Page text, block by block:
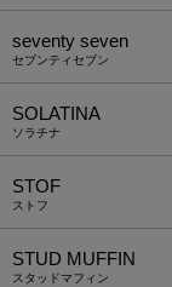
seventy seven
セブンティセブン
SOLATINA
ソラチナ
STOF
ストフ
STUD MUFFIN
スタッドマフィン